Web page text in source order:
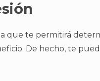
que te permitirá
De hecho, te